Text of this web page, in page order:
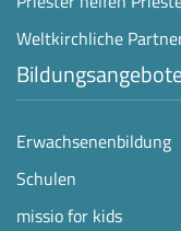
Weltkirchliche
Erwachsenenbildung
Schulen
missio for kids